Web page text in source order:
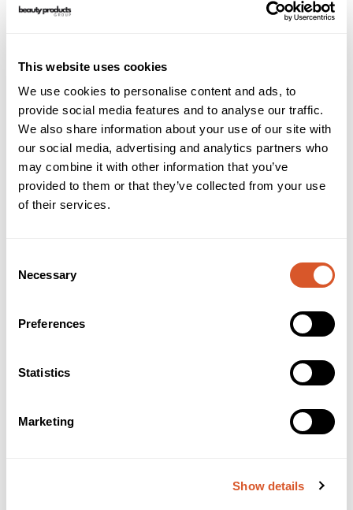
This website uses cookies
We use cookies to personalise content and ads, to
provide social media features and to analyse our traffic.
We also share information about your use of our site with
our social media, advertising and analytics partners who
may combine it with other information that you’ve
provided to them or that they’ve collected from your use
of their services.
Selection
Necessary
Preferences
Statistics
Marketing
Show details